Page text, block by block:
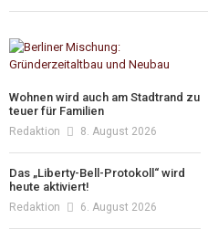
Wohnen wird auch am Stadtrand zu
teuer für Familien
Redaktion 8. August 2026
Das „Liberty-Bell-Protokoll“ wird
heute aktiviert!
Redaktion 6. August 2026